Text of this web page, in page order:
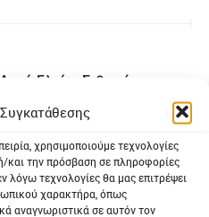
χρησιμοποιούμε τεχνολογίες
και την πρόσβαση σε πληροφορίες
λόγω τεχνολογίες θα μας επιτρέψει
χαρακτήρα, όπως
αναγνωριστικά σε αυτόν τον
Ακτή Ελιάς, Σιθωνία
40.1621144, 23.7290765
2375023000